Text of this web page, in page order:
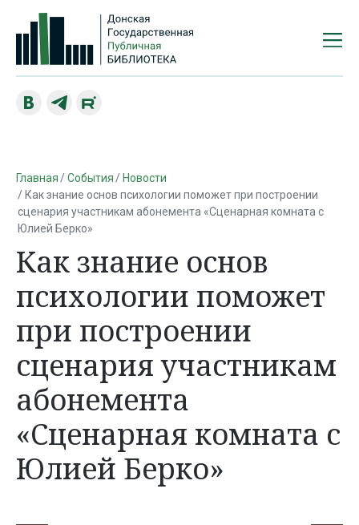
Главная События
Новости
Как знание основ психологии поможет при построении
сценария участникам абонемента «Сценарная комната с
Юлией Берко»
Как знание основ
психологии поможет
при построении
сценария участникам
абонемента
«Сценарная комната с
Юлией Берко»